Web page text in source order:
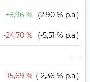
+8,96 % (2,90 % p.a.)
-24,70 % (-5,51 % p.a.)
—
-15,69 % (-2,36 % p.a.)